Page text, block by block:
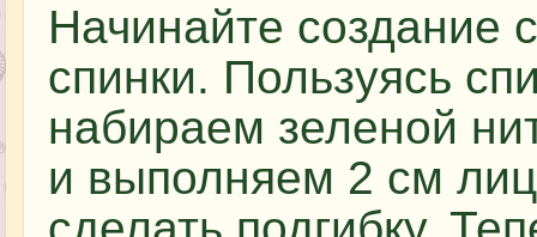
Начинайте создание
спинки. Пользуясь
набираем зеленой
и выполняем 2 см